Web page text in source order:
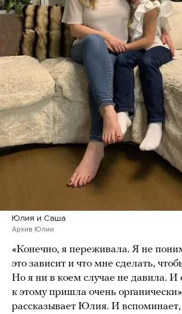
Юлия и Саша
Архив Юлии
«Конечно, я переживала. Я не
это зависит и что мне сделать,
Но я ни в коем случае не давила. И
к этому пришла очень
рассказывает Юлия. И